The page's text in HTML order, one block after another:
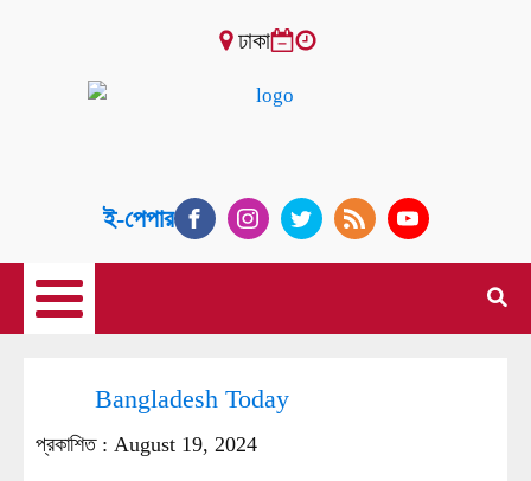
ঢাকা
ই-পেপার
Bangladesh Today
প্রকাশিত : August 19, 2024